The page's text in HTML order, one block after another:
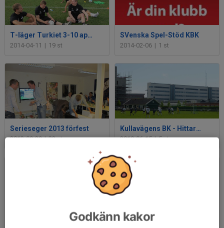
T-läger Turkiet 3-10 april 2014
2014-04-11 | 19 st
SVenska Spel-Stöd KBK
2014-02-06 | 1 st
Serieseger 2013 förfest
2013-09-29 | 22 st
Kullavägens BK - Hittarps IK
2010-06-15 | 5 st
Kullavägens BK - Grevie GIK
Godkänn kakor